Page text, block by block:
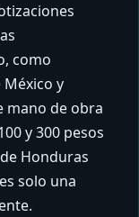
como
y
mano de obra
y 300 pesos
Honduras
solo una